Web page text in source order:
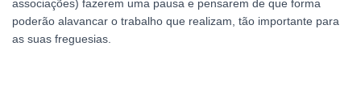
associações) fazerem uma pausa e pensarem de que forma
poderão alavancar o trabalho que realizam, tão importante para
as suas freguesias.